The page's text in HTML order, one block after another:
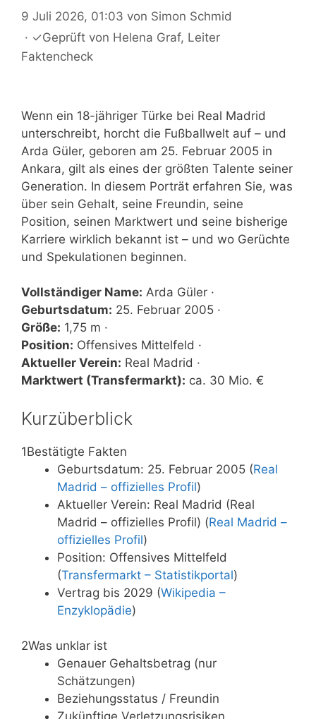
9 Juli 2026, 01:03 von Simon Schmid
· ✓Geprüft von Helena Graf, Leiter
Faktencheck
Wenn ein 18-jähriger Türke bei Real Madrid
unterschreibt, horcht die Fußballwelt auf – und
Arda Güler, geboren am 25. Februar 2005 in
Ankara, gilt als eines der größten Talente seiner
Generation. In diesem Porträt erfahren Sie, was
über sein Gehalt, seine Freundin, seine
Position, seinen Marktwert und seine bisherige
Karriere wirklich bekannt ist – und wo Gerüchte
und Spekulationen beginnen.
Vollständiger Name: Arda Güler ·
Geburtsdatum: 25. Februar 2005 ·
Größe: 1,75 m ·
Position: Offensives Mittelfeld ·
Aktueller Verein: Real Madrid ·
Marktwert (Transfermarkt): ca. 30 Mio. €
Kurzüberblick
1Bestätigte Fakten
Geburtsdatum: 25. Februar 2005 (Real
Madrid – offizielles Profil)
Aktueller Verein: Real Madrid (Real
Madrid – offizielles Profil) (Real Madrid –
offizielles Profil)
Position: Offensives Mittelfeld
(Transfermarkt – Statistikportal)
Vertrag bis 2029 (Wikipedia –
Enzyklopädie)
2Was unklar ist
Genauer Gehaltsbetrag (nur
Schätzungen)
Beziehungsstatus / Freundin
Zukünftige Verletzungsrisiken